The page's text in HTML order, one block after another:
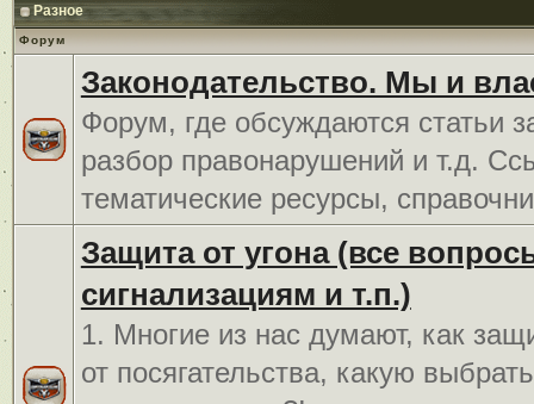
Разное
Форум
Законодательство. Мы и
Форум, где обсуждаются статьи
разбор правонарушений и т.д.
тематические ресурсы,
Защита от угона (все
сигнализациям и т.п.)
1. Многие из нас думают, как
от посягательства, какую